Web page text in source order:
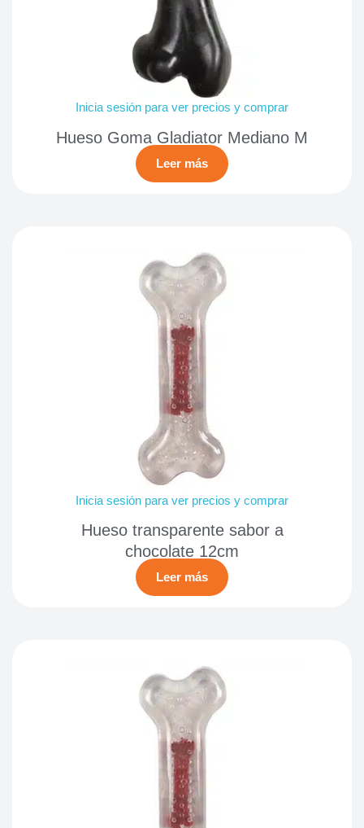
Inicia sesión para ver precios y comprar
Hueso Goma Gladiator Mediano M
Leer más
Inicia sesión para ver precios y comprar
Hueso transparente sabor a
chocolate 12cm
Leer más